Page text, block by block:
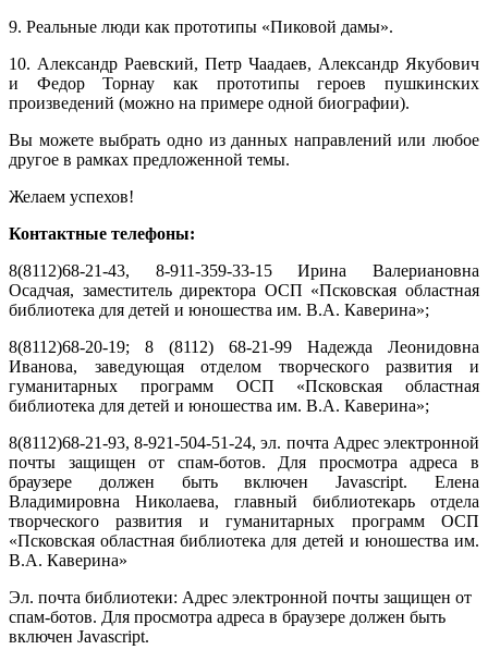
9. Реальные люди как прототипы «Пиковой дамы».
10. Александр Раевский, Петр Чаадаев, Александр Якубович
и Федор Торнау как прототипы героев пушкинских
произведений (можно на примере одной биографии).
Вы можете выбрать одно из данных направлений или любое
другое в рамках предложенной темы.
Желаем успехов!
Контактные телефоны:
8(8112)68-21-43, 8-911-359-33-15 Ирина Валериановна
Осадчая, заместитель директора ОСП «Псковская областная
библиотека для детей и юношества им. В.А. Каверина»;
8(8112)68-20-19; 8 (8112) 68-21-99 Надежда Леонидовна
Иванова, заведующая отделом творческого развития и
гуманитарных программ ОСП «Псковская областная
библиотека для детей и юношества им. В.А. Каверина»;
8(8112)68-21-93, 8-921-504-51-24, эл. почта Адрес электронной
почты защищен от спам-ботов. Для просмотра адреса в
браузере должен быть включен Javascript. Елена
Владимировна Николаева, главный библиотекарь отдела
творческого развития и гуманитарных программ ОСП
«Псковская областная библиотека для детей и юношества им.
В.А. Каверина»
Эл. почта библиотеки: Адрес электронной почты защищен от
спам-ботов. Для просмотра адреса в браузере должен быть
включен Javascript.